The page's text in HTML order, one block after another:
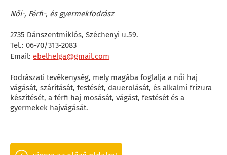
Női-, Férfi-, és gyermekfodrász
2735 Dánszentmiklós, Széchenyi u.59.
Tel.: 06-70/313-2083
Email: ebelhelga@gmail.com
Fodrászati tevékenység, mely magába foglalja a női haj
vágását, szárítását, festését, dauerolását, és alkalmi frizura
készítését, a férfi haj mosását, vágást, festését és a
gyermekek hajvágását.